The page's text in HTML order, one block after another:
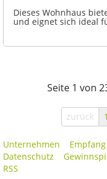
Dieses Wohnhaus
und eignet sich ideal
Seite 1 von
zurück 1
Unternehmen Empfang
Datenschutz
RSS